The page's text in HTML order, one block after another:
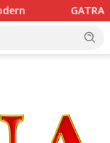
GATRAMEDIA.com